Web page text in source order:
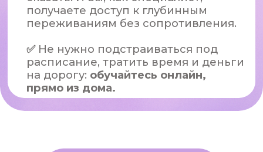
особенности ребёнка и
семьи
Инструментыдля
работы с тревогой,
подавленными
эмоциями
Навыки
взаимодействия с